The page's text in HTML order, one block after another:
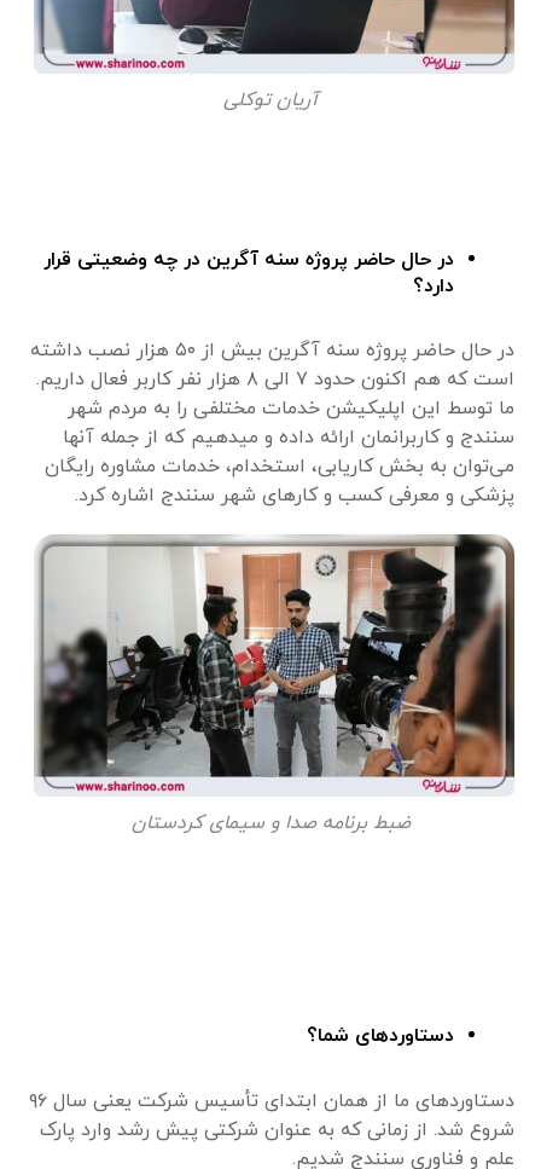
آریان توکلی
در حال حاضر پروژه سنه آگرین در چه وضعیتی قرار
دارد؟
در حال حاضر پروژه سنه آگرین بیش از ۵۰ هزار نصب داشته
است که هم اکنون حدود ۷ الی ۸ هزار نفر کاربر فعال داریم.
ما توسط این اپلیکیشن خدمات مختلفی را به مردم شهر
سنندج و کاربرانمان ارائه داده و می‎دهیم که از جمله آنها
می‌توان به بخش کاریابی، استخدام، خدمات مشاوره رایگان
پزشکی و معرفی کسب و کارهای شهر سنندج اشاره کرد.
ضبط برنامه صدا و سیمای کردستان
دستاوردهای شما؟
دستاوردهای ما از همان ابتدای تأسیس شرکت یعنی سال ۹۶
شروع شد. از زمانی که به عنوان شرکتی پیش رشد وارد پارک
علم و فناوری سنندج شدیم.